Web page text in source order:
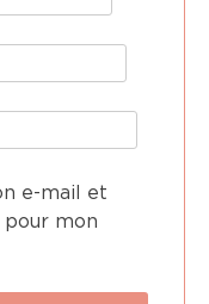
e-mail et
pour mon